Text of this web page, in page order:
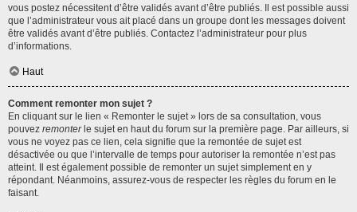
vous postez nécessitent d’être validés avant d’être publiés. Il est possible aussi
que l’administrateur vous ait placé dans un groupe dont les messages doivent
être validés avant d’être publiés. Contactez l’administrateur pour plus
d’informations.
Haut
Comment remonter mon sujet ?
En cliquant sur le lien « Remonter le sujet » lors de sa consultation, vous
pouvez remonterle sujet en haut du forum sur la première page. Par ailleurs, si
vous ne voyez pas ce lien, cela signifie que la remontée de sujet est
désactivée ou que l’intervalle de temps pour autoriser la remontée n’est pas
atteint. Il est également possible de remonter un sujet simplement en y
répondant. Néanmoins, assurez-vous de respecter les règles du forum en le
faisant.